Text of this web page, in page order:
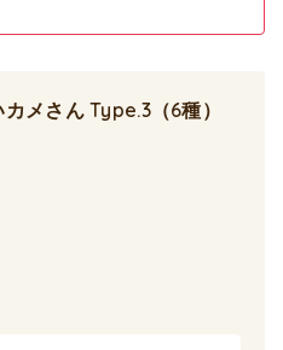
メさん Type.3（6種）